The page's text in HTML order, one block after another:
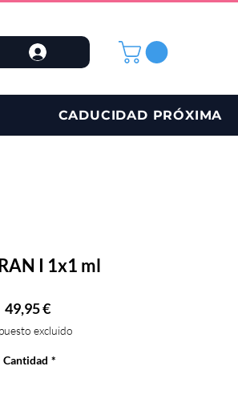
CADUCIDAD PRÓXIMA
I 1x1 ml
49,95 €Precio
excluido
Cantidad *